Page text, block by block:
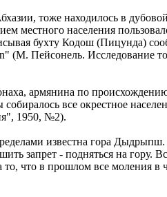
тоже находилось в
местного населения
бухту Кодош (Пицунда)
Пейсонель. Исследование
армянина по
все окрестное
1950, №2).
известна гора Дыдрыпш.
запрет - подняться на
что в прошлом все моления